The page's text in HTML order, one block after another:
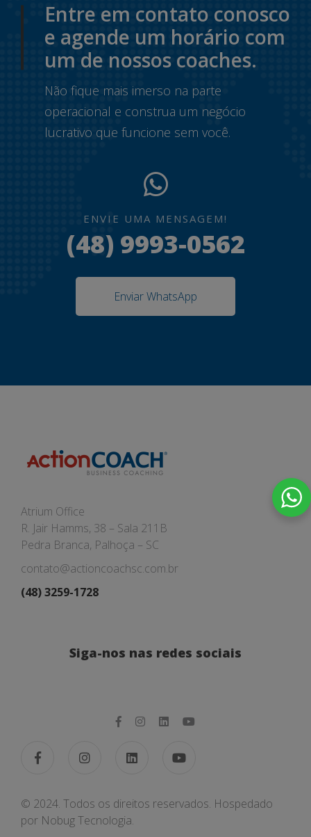
Entre em contato conosco
e agende um horário com
um de nossos coaches.
Não fique mais imerso na parte
operacional e construa um negócio
lucrativo que funcione sem você.
ENVIE UMA MENSAGEM!
(48) 9993-0562
Enviar WhatsApp
Atrium Office
R. Jair Hamms, 38 – Sala 211B
Pedra Branca, Palhoça – SC
contato@actioncoachsc.com.br
(48) 3259-1728
Siga-nos nas redes sociais
© 2024. Todos os direitos reservados. Hospedado
por Nobug Tecnologia.